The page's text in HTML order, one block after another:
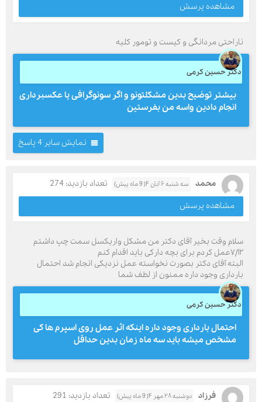
مشاهده پرسش
ناراحتی مردانگی و کیست و تومور کلیه
دکتر حسین کرمی
بیشتر توضیح بدین مشکلتونو و اگر سونوگرافی یا عکسبرداری
انجام دادین واسه من بفرستین
نمایش سایر 4 پاسخ
محمد سه شنبه ۶ آبان ۴( 9 ماه پیش)
تعداد بازدید: 274
مشاهده پرسش
سلام وقت بخیر آقای دکتر من مشکل واریکسل سمت چپ داشتم
۷/۱۲عمل کردم برای بچه دارکی باید اقدام کنم
البته آقای دکتر بصورت نخواسته عمل نزدیکی انجام شد احتمال
بارداری وجود داره ممنون از لطف شما
دکتر حسین کرمی
احتمال بارداری وجود داره اینکه اثر عمل روی اسپرم ها کی
مشخص میشه باید سه ماه زمان بدین حداقل
فرزاد دوشنبه ۲۸ مهر ۴( 9 ماه پیش)
تعداد بازدید: 291